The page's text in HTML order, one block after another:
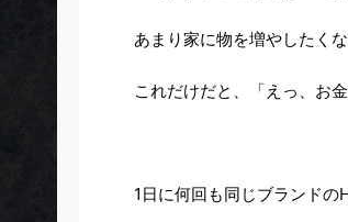
あまり家に物を増やしたく
これだけだと、「えっ、お
1日に何回も同じブランド